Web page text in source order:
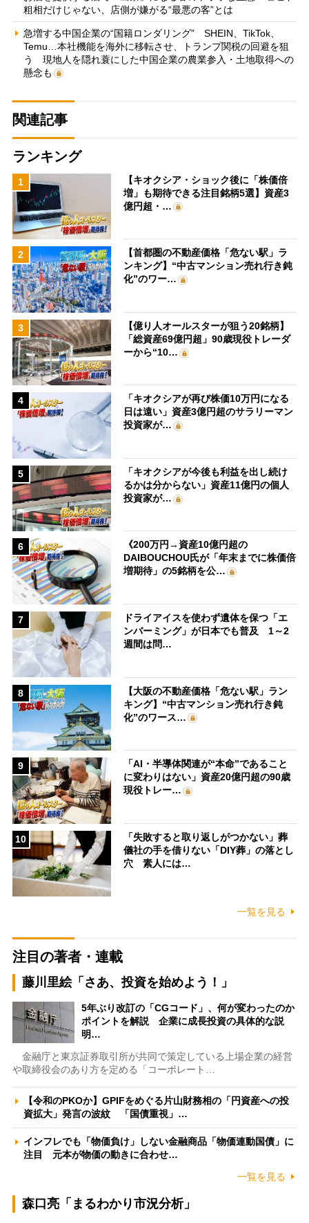
粗相だけじゃない、店側が嫌がる“最悪の客”とは
急増する中国企業の“国籍ロンダリング” SHEIN、TikTok、
Temu…本社機能を海外に移転させ、トランプ関税の回避を狙
う 現地人を隠れ蓑にした中国企業の農業参入・土地取得への
懸念も
関連記事
ランキング
1
【キオクシア・ショック後に「株価倍
増」も期待できる注目銘柄5選】資産3
億円超・…
2
【首都圏の不動産価格「危ない駅」ラ
ンキング】“中古マンション売れ行き鈍
化”のワー…
3
【億り人オールスターが狙う20銘柄】
「総資産69億円超」90歳現役トレーダ
ーから“10…
4
「キオクシアが再び株価10万円になる
日は遠い」資産3億円超のサラリーマン
投資家が…
5
「キオクシアが今後も利益を出し続け
るかは分からない」資産11億円の個人
投資家が…
6
《200万円→資産10億円超の
DAIBOUCHOU氏が「年末までに株価倍
増期待」の5銘柄を公…
7
ドライアイスを使わず遺体を保つ「エ
ンバーミング」が日本でも普及 1～2
週間は問…
8
【大阪の不動産価格「危ない駅」ラン
キング】“中古マンション売れ行き鈍
化”のワース…
9
「AI・半導体関連が“本命”であること
に変わりはない」資産20億円超の90歳
現役トレー…
10
「失敗すると取り返しがつかない」葬
儀社の手を借りない「DIY葬」の落とし
穴 素人には…
一覧を見る
注目の著者・連載
藤川里絵「さあ、投資を始めよう！」
5年ぶり改訂の「CGコード」、何が変わったのか
ポイントを解説 企業に成長投資の具体的な説
明…
金融庁と東京証券取引所が共同で策定している上場企業の経営
や取締役会のあり方を定める「コーポレート…
【令和のPKOか】GPIFをめぐる片山財務相の「円資産への投
資拡大」発言の波紋 「国債重視」…
インフレでも「物価負け」しない金融商品「物価連動国債」に
注目 元本が物価の動きに合わせ…
一覧を見る
森口亮「まるわかり市況分析」